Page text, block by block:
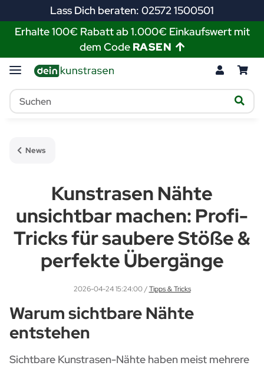
Lass Dich beraten: 02572 1500501
Erhalte 100€ Rabatt ab 1.000€ Einkaufswert mit
dem Code RASEN
News
Kunstrasen Nähte
unsichtbar machen: Profi-
Tricks für saubere Stöße &
perfekte Übergänge
2026-04-24 15:24:00 /Tipps & Tricks
Warum sichtbare Nähte
entstehen
Sichtbare Kunstrasen-Nähte haben meist mehrere